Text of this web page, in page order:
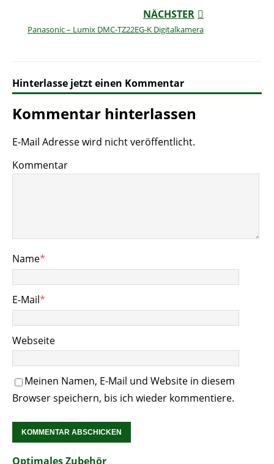
NÄCHSTER
Panasonic – Lumix DMC-TZ22EG-K Digitalkamera
Hinterlasse jetzt einen Kommentar
Kommentar hinterlassen
E-Mail Adresse wird nicht veröffentlicht.
Kommentar
Name*
E-Mail*
Webseite
Meinen Namen, E-Mail und Website in diesem
Browser speichern, bis ich wieder kommentiere.
Optimales Zubehör